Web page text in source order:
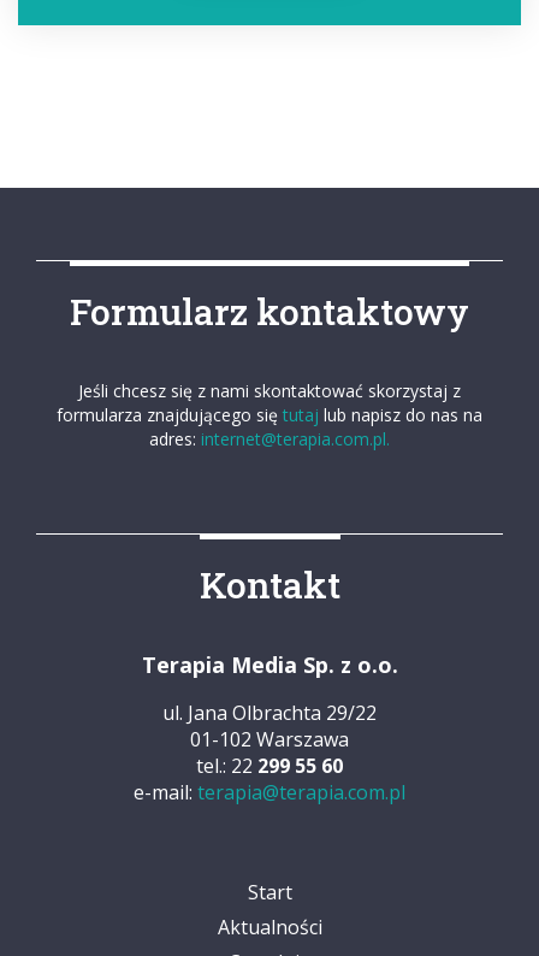
Formularz kontaktowy
Jeśli chcesz się z nami skontaktować skorzystaj z
formularza znajdującego się tutaj lub napisz do nas na
adres: internet@terapia.com.pl.
Kontakt
Terapia Media Sp. z o.o.
ul. Jana Olbrachta 29/22
01-102 Warszawa
tel.: 22 299 55 60
e-mail: terapia@terapia.com.pl
Start
Aktualności